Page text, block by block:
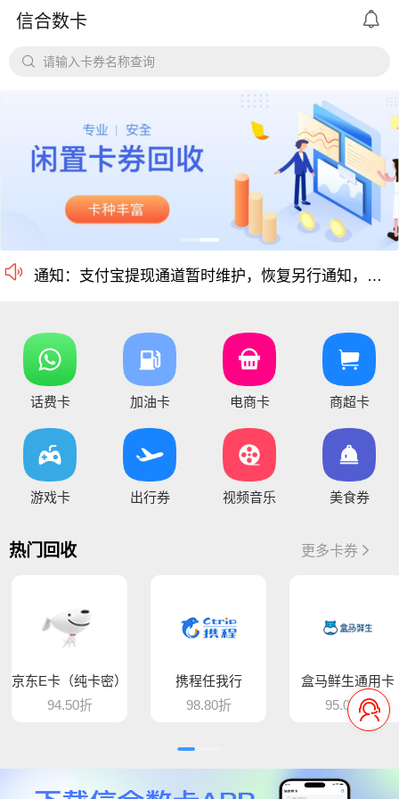
信合数卡 
 请输入卡券名称查询
 通知：支付宝提现通道暂时维护，恢复另行通知，带来的不便敬请谅解！
您好，平台新增京东E卡兑换码，产品代码334, 费率97%，销卡较快，欢迎提交！
您好，通兑一卡通临时维护，麻烦暂停提交订单，恢复通知！
骆驼e卡已恢复 ， 欢迎提交订单
平台新增百商一卡通，销卡较快，欢迎提交！
您好 平台新增中百提货券 骏卡益汇卡 骏卡随心卡 欢迎大家前来提交
您好，肯德基现在是秒处理，欢迎大家来提交
尊敬的用户： 个人用户实名认证后每天可提现额度为20万，感谢
价格公道、稳定需求，长期回收京东E卡、携程卡。
仅支持合法合规的正规卡合作，您可以直接在平台
京东E卡500面值以上寄售回收价格上调至965折
电商卡如京东卡、沃尔玛、盒马卡、瑞祥卡、天猫卡、苏宁、携程等等
话费卡 加油卡 电商卡 商超卡
游戏卡 出行券 视频音乐 美食券
热门回收 更多卡券
京东E卡（纯卡密）
94.50折
携程任我行
98.80折
盒马鲜生通用卡
95.00折